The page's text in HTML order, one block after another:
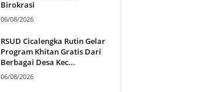
Birokrasi
06/08/2026
RSUD Cicalengka Rutin Gelar
Program Khitan Gratis Dari
Berbagai Desa Kec...
06/08/2026